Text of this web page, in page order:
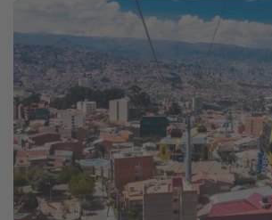
Bahnreisen in der Schweiz
Reisepassfreie Reiseziele
Travel Know How
Silvesterreisen
Last Minute Urlaub Mallorca
Last Minute Urlaub Deutschland